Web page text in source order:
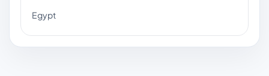
Egypt